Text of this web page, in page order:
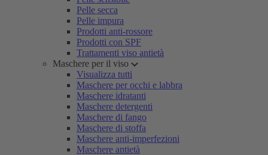
Pelle secca
Pelle impura
Prodotti anti-rossore
Prodotti con SPF
Trattamenti viso antietà
Maschere per il viso
Visualizza tutti
Maschere per occhi e labbra
Maschere idratanti
Maschere detergenti
Maschere di fango
Maschere di stoffa
Maschere anti-imperfezioni
Maschere antietà